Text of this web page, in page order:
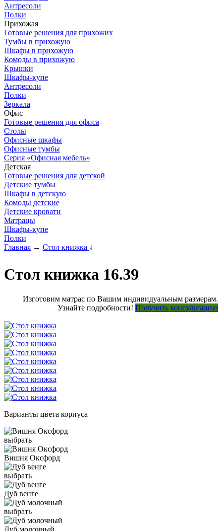
Антресоли
Полки
Прихожая
Готовые решения для прихожих
Тумбы в прихожую
Шкафы в прихожую
Комоды в прихожую
Крышки
Шкафы-купе
Антресоли
Полки
Зеркала
Офис
Готовые решения для офиса
Столы
Офисные шкафы
Офисные тумбы
Серия «Офисная мебель»
Детская
Готовые решения для детской
Детские тумбы
Шкафы в детскую
Комоды детские
Детские кровати
Матрацы
Шкафы-купе
Полки
Главная → Стол книжка ↓
Стол книжка 16.39
Изготовим матрас по Вашим индивидуальным размерам.
Узнайте подробности! Получить консультацию
Варианты цвета корпуса
выбрать
Вишня Оксфорд
выбрать
Дуб венге
выбрать
Дуб молочный